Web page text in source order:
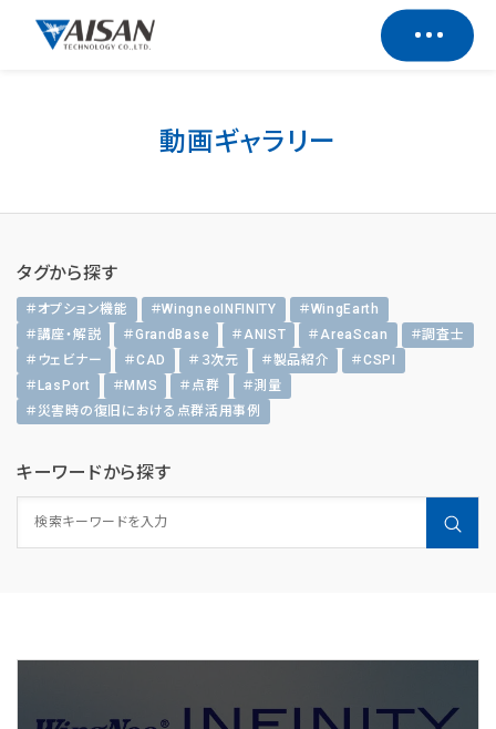
動画ギャラリー
タグから探す
＃オプション機能 ＃WingneoINFINITY
＃WingEarth
＃講座・解説
＃GrandBase ＃ANIST ＃AreaScan
＃調査士
＃ウェビナー
＃CAD ＃３次元 ＃製品紹介
＃CSPI
＃LasPort
＃MMS ＃点群
＃測量
＃災害時の復旧における点群活用事例
キーワードから探す